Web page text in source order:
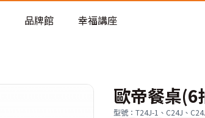
品牌館 幸福講座
歐帝餐桌(6
型號 ： T24J-1、C24J、